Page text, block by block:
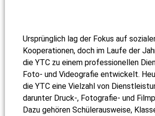
Ursprünglich lag der Fokus auf
Kooperationen, doch im Laufe der
die YTC zu einem professionellen
Foto- und Videografie entwickelt.
die YTC eine Vielzahl von
darunter Druck-, Fotografie- und
Dazu gehören Schülerausweise,